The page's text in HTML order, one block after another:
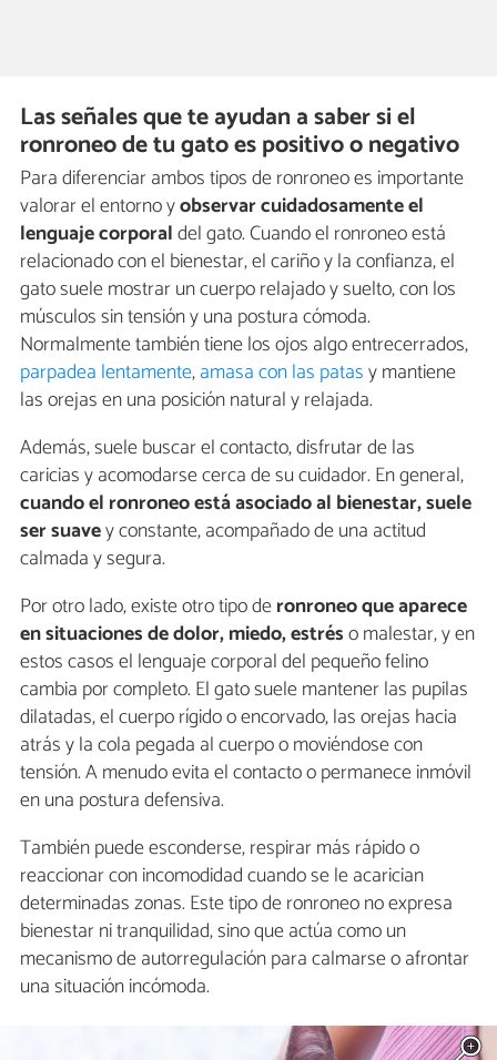
Las señales que te ayudan a saber si el
ronroneo de tu gato es positivo o negativo
Para diferenciar ambos tipos de ronroneo es importante
valorar el entorno yobservar cuidadosamente el
lenguaje corporaldel gato. Cuando el ronroneo está
relacionado con el bienestar, el cariño y la confianza, el
gato suele mostrar un cuerpo relajado y suelto, con los
músculos sin tensión y una postura cómoda.
Normalmente también tiene los ojos algo entrecerrados,
parpadea lentamente,amasa con las patasy mantiene
las orejas en una posición natural y relajada.
Además, suele buscar el contacto, disfrutar de las
caricias y acomodarse cerca de su cuidador. En general,
cuando el ronroneo está asociado al bienestar, suele
ser suavey constante, acompañado de una actitud
calmada y segura.
Por otro lado, existe otro tipo deronroneo que aparece
en situaciones de dolor, miedo, estréso malestar, y en
estos casos el lenguaje corporal del pequeño felino
cambia por completo. El gato suele mantener las pupilas
dilatadas, el cuerpo rígido o encorvado, las orejas hacia
atrás y la cola pegada al cuerpo o moviéndose con
tensión. A menudo evita el contacto o permanece inmóvil
en una postura defensiva.
También puede esconderse, respirar más rápido o
reaccionar con incomodidad cuando se le acarician
determinadas zonas. Este tipo de ronroneo no expresa
bienestar ni tranquilidad, sino que actúa como un
mecanismo de autorregulación para calmarse o afrontar
una situación incómoda.